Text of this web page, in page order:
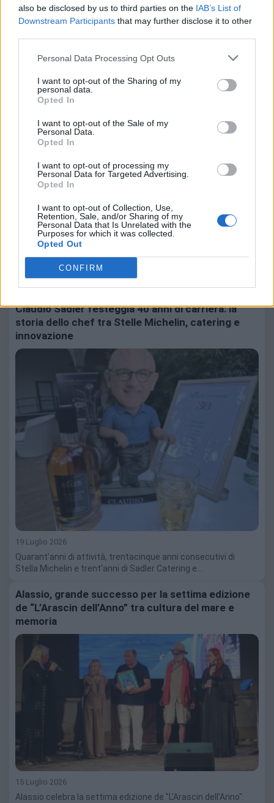
also be disclosed by us to third parties on the IAB’s List of
Downstream Participants that may further disclose it to other
Personal Data Processing Opt Outs
I want to opt-out of the Sharing of my
personal data.
Opted In
I want to opt-out of the Sale of my
Personal Data.
Opted In
I want to opt-out of processing my
Personal Data for Targeted Advertising.
Opted In
I want to opt-out of Collection, Use,
Retention, Sale, and/or Sharing of my
Personal Data that Is Unrelated with the
Purposes for which it was collected.
Opted Out
CONFIRM
6 Agosto 2026
L'estate 2026 privilegia la socialità vicino casa. Secondo
Claudio Sadler festeggia 40 anni di carriera: la
storia dello chef tra Stelle Michelin, catering e
innovazione
19 Luglio 2026
Quarant'anni di attività, trentacinque anni consecutivi di
Stella Michelin e trent'anni di Sadler Catering e…
Alassio, grande successo per la settima edizione
de “L’Arascin dell’Anno” tra cultura del mare e
memoria
15 Luglio 2026
Alassio celebra la settima edizione de "L'Arascin dell'Anno":